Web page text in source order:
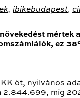
, ibikebudapest,
mértek
ez
öt, nyilvános
2.844.699, míg